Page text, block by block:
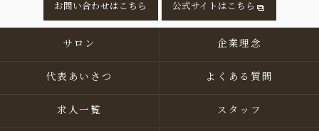
お問い合わせはこちら 公式サイトはこちら
サロン 企業理念
代表あいさつ よくある質問
求人一覧 スタッフ